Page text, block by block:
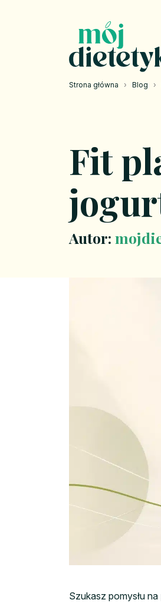
Strona główna › Blog ›
Fit
Autor:
Szukasz pomysłu na